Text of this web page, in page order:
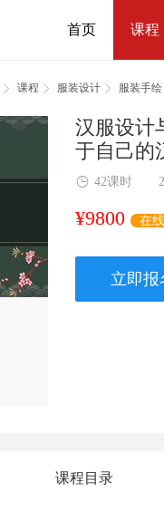
首页 课程
 课程  服装设计  服装手绘
汉服设计
于自己的
 42课时
¥9800 在
立即报
课程目录